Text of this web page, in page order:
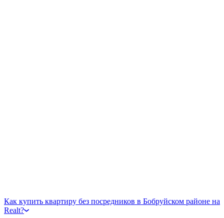
Как купить квартиру без посредников в Бобруйском районе на
Realt?